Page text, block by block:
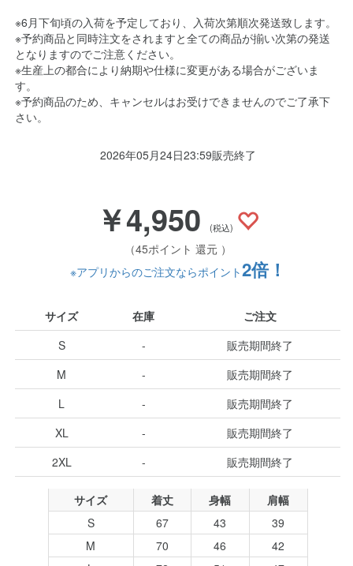
※6月下旬頃の入荷を予定しており、入荷次第順次発送致します。
※予約商品と同時注文をされますと全ての商品が揃い次第の発送
となりますのでご注意ください。
※生産上の都合により納期や仕様に変更がある場合がございま
す。
※予約商品のため、キャンセルはお受けできませんのでご了承下
さい。
2026年05月24日23:59販売終了
￥4,950 (税込)
（45ポイント 還元 ）
※アプリからのご注文ならポイント2倍！
サイズ 在庫
ご注文
S
-
販売期間終了
M
-
販売期間終了
L
-
販売期間終了
XL
-
販売期間終了
2XL
- 販売期間終了
サイズ 着丈 身幅
肩幅
S
67 43
39
M
70 46
42